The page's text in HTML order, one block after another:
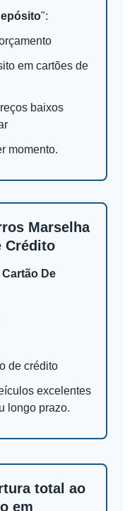
":
em cartões de
baixos
momento.
Marselha
Crédito
Cartão De
de crédito
excelentes
longo prazo.
total ao
em